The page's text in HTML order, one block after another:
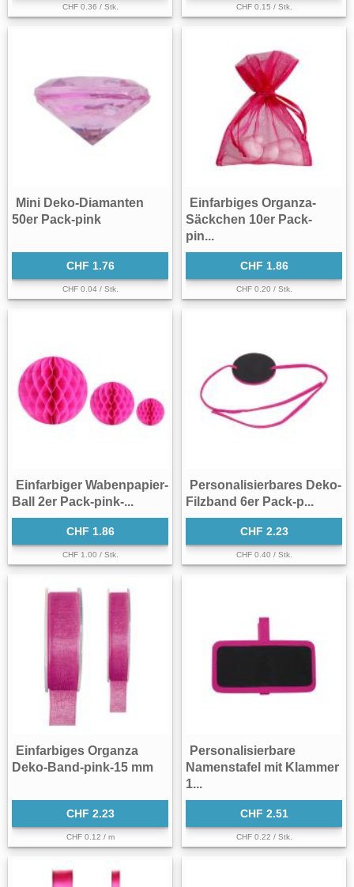
CHF 0.36 / Stk. CHF 0.15 / Stk.
Mini Deko-Diamanten
50er Pack-pink
CHF 1.76
CHF 0.04 / Stk.
Einfarbiges Organza-
Säckchen 10er Pack-
pin...
CHF 1.86
CHF 0.20 / Stk.
Einfarbiger Wabenpapier-
Ball 2er Pack-pink-...
CHF 1.86
CHF 1.00 / Stk.
Personalisierbares Deko-
Filzband 6er Pack-p...
CHF 2.23
CHF 0.40 / Stk.
Einfarbiges Organza
Deko-Band-pink-15 mm
CHF 2.23
CHF 0.12 / m
Personalisierbare
Namenstafel mit Klammer
1...
CHF 2.51
CHF 0.22 / Stk.